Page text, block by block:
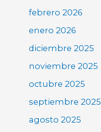
febrero 2026
enero 2026
diciembre 2025
noviembre 2025
octubre 2025
septiembre 2025
agosto 2025